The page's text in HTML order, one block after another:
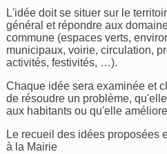
L'idée doit se situer sur le
général et répondre aux
commune (espaces verts,
municipaux, voirie, circulation,
activités, festivités, …).
Chaque idée sera examinée et
de résoudre un problème,
aux habitants ou qu'elle
Le recueil des idées proposées
à la Mairie